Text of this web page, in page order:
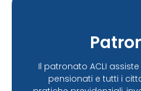
Il patronato ACLI
pensionati e tutti i